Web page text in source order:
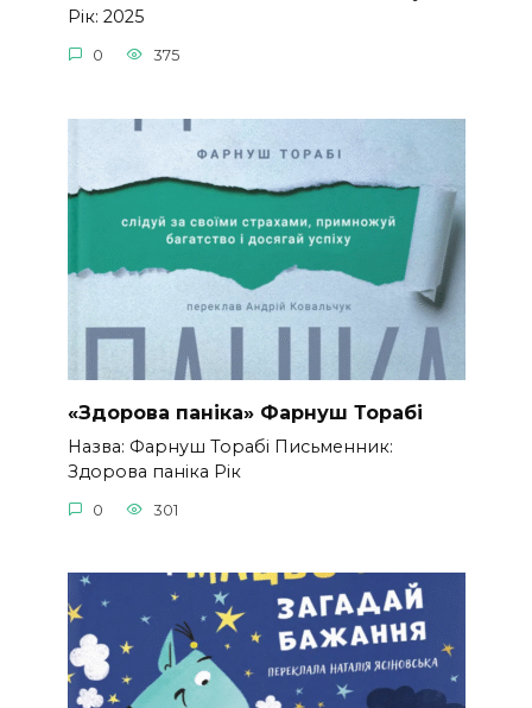
Рік: 2025
0 375
«Здорова паніка» Фарнуш Торабі
Назва: Фарнуш Торабі Письменник:
Здорова паніка Рік
0 301